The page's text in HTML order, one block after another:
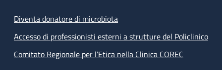
Diventa donatore di microbiota
Accesso di professionisti esterni a strutture del Policlinico
Comitato Regionale per l’Etica nella Clinica COREC